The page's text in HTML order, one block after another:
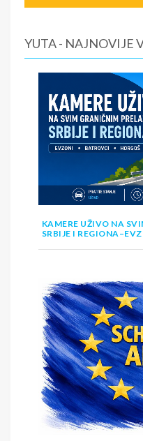
YUTA - NAJNOVIJE
KAMERE UŽIVO NA
SRBIJE I